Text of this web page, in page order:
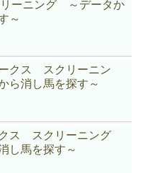
ーニング ～データか
～
クス スクリーニン
ら消し馬を探す～
クス スクリーニング
し馬を探す～